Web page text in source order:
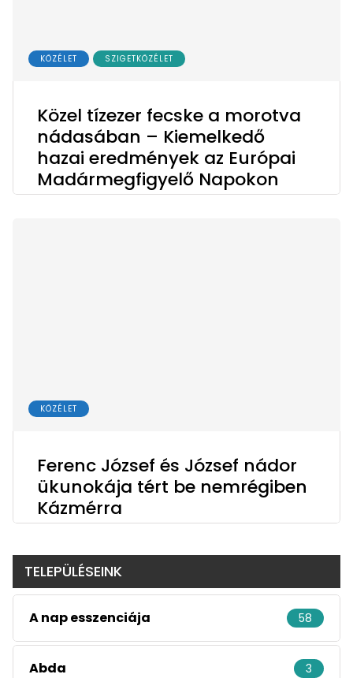
KÖZÉLET SZIGETKÖZÉLET
Közel tízezer fecske a morotva
nádasában – Kiemelkedő
hazai eredmények az Európai
Madármegfigyelő Napokon
KÖZÉLET
Ferenc József és József nádor
ükunokája tért be nemrégiben
Kázmérra
TELEPÜLÉSEINK
A nap esszenciája 58
Abda 3